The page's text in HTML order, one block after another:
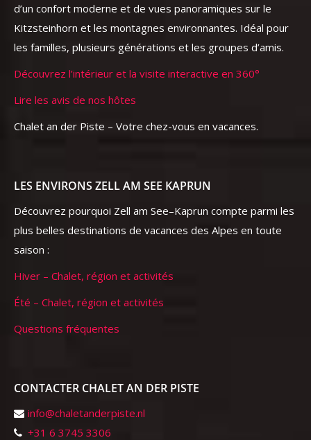
d’un confort moderne et de vues panoramiques sur le
Kitzsteinhorn et les montagnes environnantes. Idéal pour
les familles, plusieurs générations et les groupes d’amis.
Découvrez l’intérieur et la visite interactive en 360°
Lire les avis de nos hôtes
Chalet an der Piste – Votre chez-vous en vacances.
LES ENVIRONS ZELL AM SEE KAPRUN
Découvrez pourquoi Zell am See–Kaprun compte parmi les
plus belles destinations de vacances des Alpes en toute
saison :
Hiver – Chalet, région et activités
Été – Chalet, région et activités
Questions fréquentes
CONTACTER CHALET AN DER PISTE
info@chaletanderpiste.nl
+31 6 3745 3306